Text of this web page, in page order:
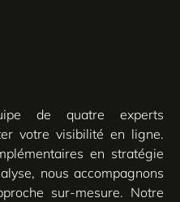
de quatre experts
votre visibilité en ligne.
en stratégie
nous accompagnons
sur-mesure. Notre